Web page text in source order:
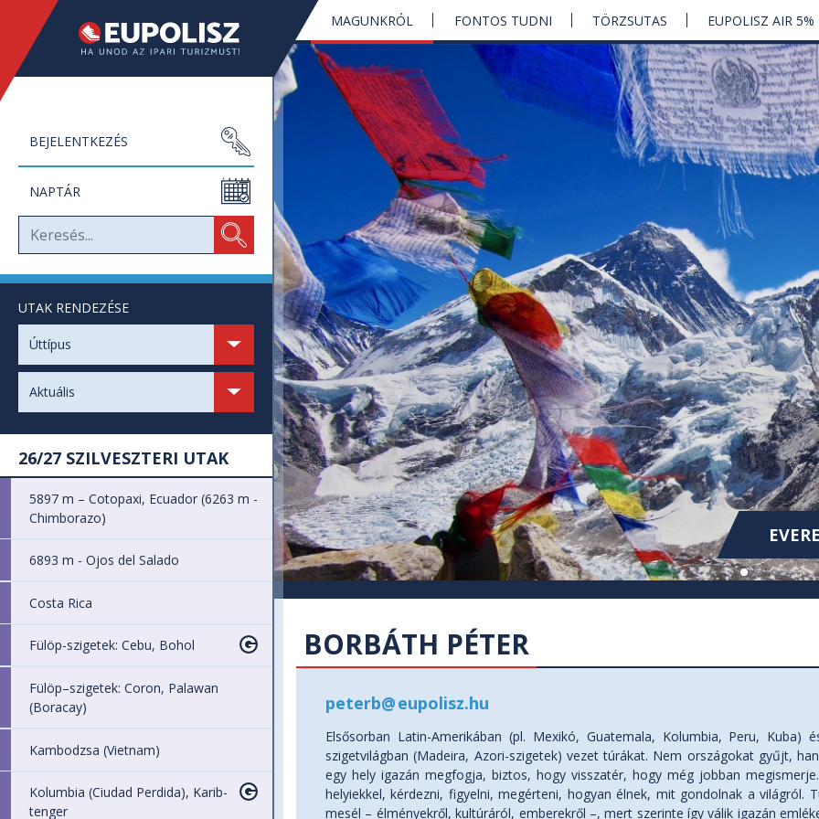
BEJELENTKEZÉS
NAPTÁR
UTAK RENDEZÉSE
Úttípus
Aktuális
26/27 SZILVESZTERI UTAK
5897 m – Cotopaxi, Ecuador (6263 m -
Chimborazo)
6893 m - Ojos del Salado
Costa Rica
Fülöp-szigetek: Cebu, Bohol
Fülöp–szigetek: Coron, Palawan
(Boracay)
Kambodzsa (Vietnam)
Kolumbia (Ciudad Perdida), Karib-
tenger
MAGUNKRÓL FONTOS TUDNI TÖRZSUTAS EUPOLISZ AIR 5%
BORBÁTH PÉTER
peterb@eupolisz.hu
Elsősorban Latin-Amerikában (pl. Mexikó, Guatemala, Kolumbia, Peru, Kuba)
szigetvilágban (Madeira, Azori-szigetek) vezet túrákat. Nem országokat gyűjt,
egy hely igazán megfogja, biztos, hogy visszatér, hogy még jobban
helyiekkel, kérdezni, figyelni, megérteni, hogyan élnek, mit gondolnak a világról.
mesél – élményekről, kultúráról, emberekről –, mert szerinte így válik igazán